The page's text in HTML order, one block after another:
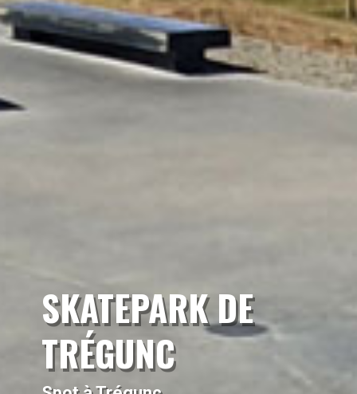
SKATEPARK DE
TRÉGUNC